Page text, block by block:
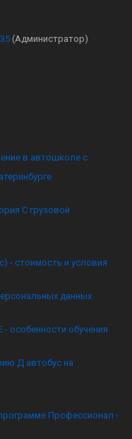
(Администратор)
в автошколе с
C грузовой
- стоимость и условия
данных
- особенности обучения
Д автобус на
Профессионал -